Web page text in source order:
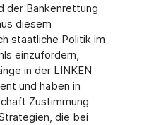
der Bankenrettung
diesem
staatliche Politik im
einzufordern,
in der LINKEN
und haben in
Zustimmung
die bei